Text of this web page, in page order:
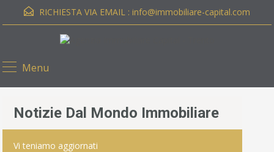
RICHIESTA VIA EMAIL : info@immobiliare-capital.com
Menu
Notizie Dal Mondo Immobiliare
Vi teniamo aggiornati